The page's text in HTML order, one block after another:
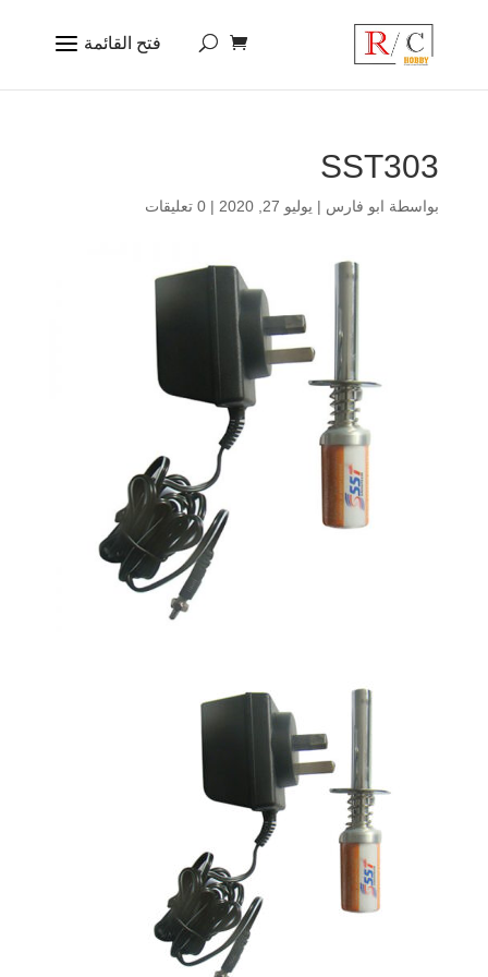
SST303
بواسطة ابو فارس | يوليو 27, 2020 | 0 تعليقات